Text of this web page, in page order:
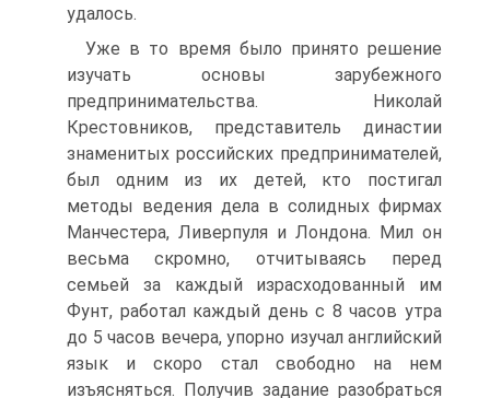
удалось.
Уже в то время было принято решение
изучать основы зарубежного
предпринимательства. Николай
Крестовников, представитель династии
знаменитых российских предпринимателей,
был одним из их детей, кто постигал
методы ведения дела в солидных фирмах
Манчестера, Ливерпуля и Лондона. Мил он
весьма скромно, отчитываясь перед
семьей за каждый израсходованный им
Фунт, работал каждый день с 8 часов утра
до 5 часов вечера, упорно изучал английский
язык и скоро стал свободно на нем
изъясняться. Получив задание разобраться